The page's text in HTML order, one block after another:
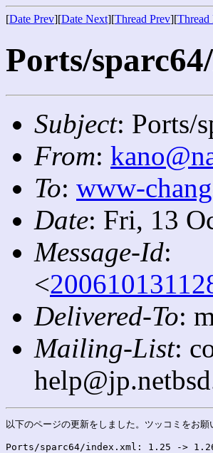
[Date Prev][Date Next][Thread Prev][Thread
Ports/
Subject: Ports/
From:
To: www-
Date: Fri, 13
Message-Id:
<
Delivered-To:
Mailing-List:
以下のページの更新をしました。ツッコミをお願
Ports/sparc64/index.xml: 1.25 ->